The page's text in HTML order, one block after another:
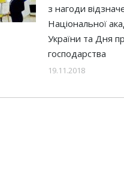
з нагоди
Національної
України та Дня
господарства
19.11.2018